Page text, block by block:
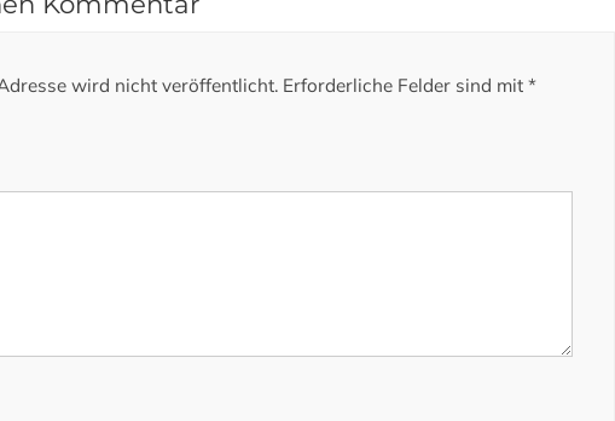
wird nicht veröffentlicht. Erforderliche Felder sind mit *